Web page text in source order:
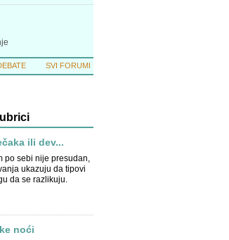
SVI FORUMI
ili dev...
po sebi nije presudan,
ukazuju da tipovi
da se razlikuju.
noći